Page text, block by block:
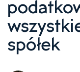
spółek